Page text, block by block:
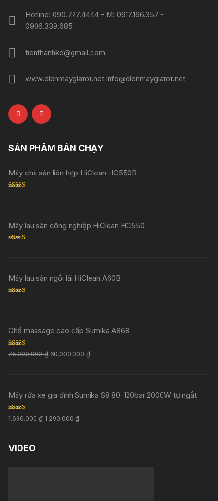
Hotline: 090.727.4444 - M: 0917.166.357 -
0906.339.685
tienthanhkd@gmail.com
www.dienmaygiatot.net info@dienmaygiatot.net
SẢN PHẨM BÁN CHẠY
Máy chà sàn liên hợp HiClean HC550B
Máy lau sàn công nghiệp HiClean HC550
Máy lau sàn ngồi lái HiClean A60B
Ghế massage cao cấp Sumika A868
Rated5.00
out of 5
75.000.000₫ 60.000.000₫
Máy rửa xe gia đình Sumika S8 80-120bar 2000W tự ngắt
Rated 5.00
out of 5
1.690.000₫ 1.290.000₫
VIDEO